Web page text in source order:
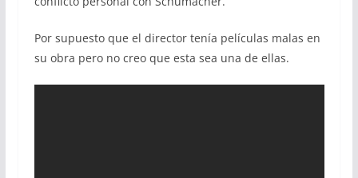
Por supuesto que el director tenía películas malas en
su obra pero no creo que esta sea una de ellas.